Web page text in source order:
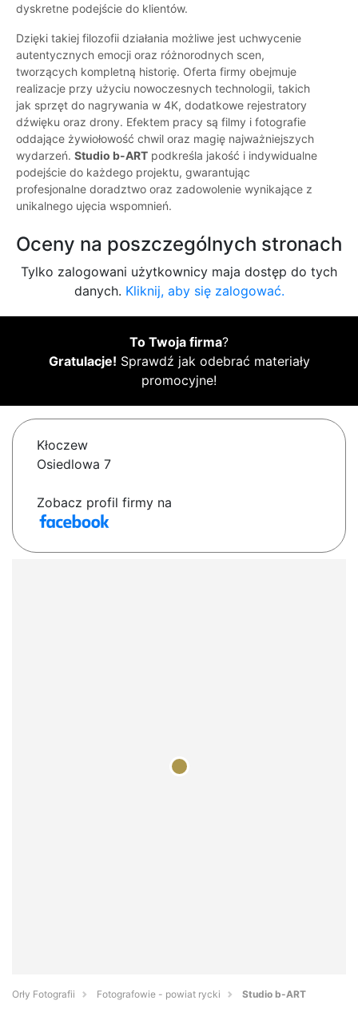
dyskretne podejście do klientów.
Dzięki takiej filozofii działania możliwe jest uchwycenie
autentycznych emocji oraz różnorodnych scen,
tworzących kompletną historię. Oferta firmy obejmuje
realizacje przy użyciu nowoczesnych technologii, takich
jak sprzęt do nagrywania w 4K, dodatkowe rejestratory
dźwięku oraz drony. Efektem pracy są filmy i fotografie
oddające żywiołowość chwil oraz magię najważniejszych
wydarzeń. Studio b-ART podkreśla jakość i indywidualne
podejście do każdego projektu, gwarantując
profesjonalne doradztwo oraz zadowolenie wynikające z
unikalnego ujęcia wspomnień.
Oceny na poszczególnych stronach
Tylko zalogowani użytkownicy maja dostęp do tych
danych. Kliknij, aby się zalogować.
To Twoja firma?
Gratulacje! Sprawdź jak odebrać materiały
promocyjne!
Kłoczew
Osiedlowa 7
Zobacz profil firmy na
Orły Fotografii Fotografowie - powiat rycki Studio b-ART